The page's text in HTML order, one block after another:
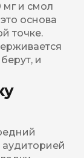
мг и смол
основа
точке.
и